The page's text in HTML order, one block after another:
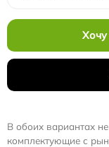
Хочу
В обоих вариантах
комплектующие с